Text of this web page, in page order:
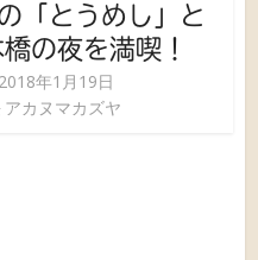
「とうめし」と
の夜を満喫！
2018年1月19日
カヌマカズヤ